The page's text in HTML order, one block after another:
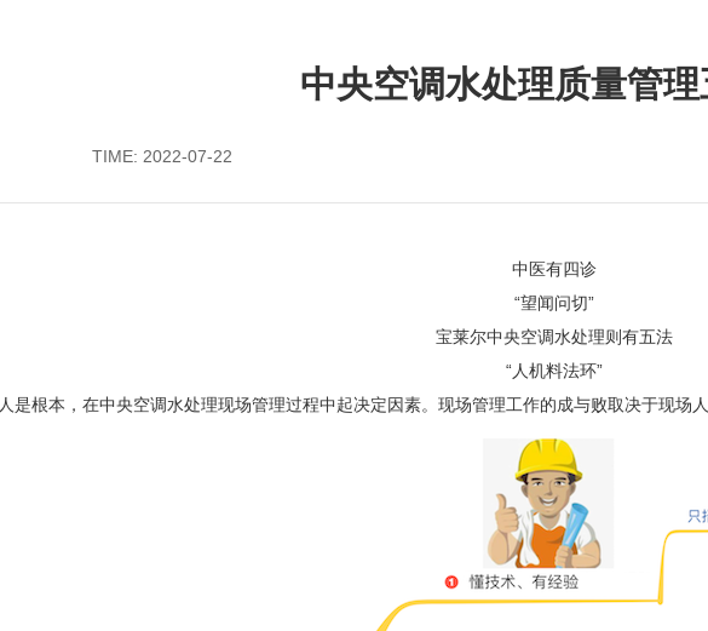
中央空调水处理质量管
TIME: 2022-07-22
中医有四诊
“望闻问切”
宝莱尔中央空调水处理则有五法
“人机料法环”
人是根本，在中央空调水处理现场管理过程中起决定因素。现场管理工作的成与败取决于现场